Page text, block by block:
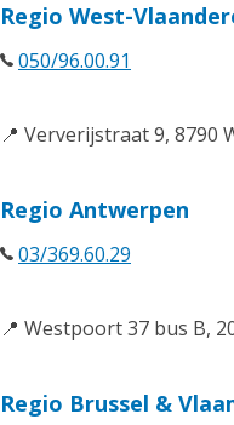
Regio West-
050/96.00.91
📍 Ververijstraat 9, 8790
Regio Antwerpen
03/369.60.29
📍 Westpoort 37 bus B,
Regio Brussel &